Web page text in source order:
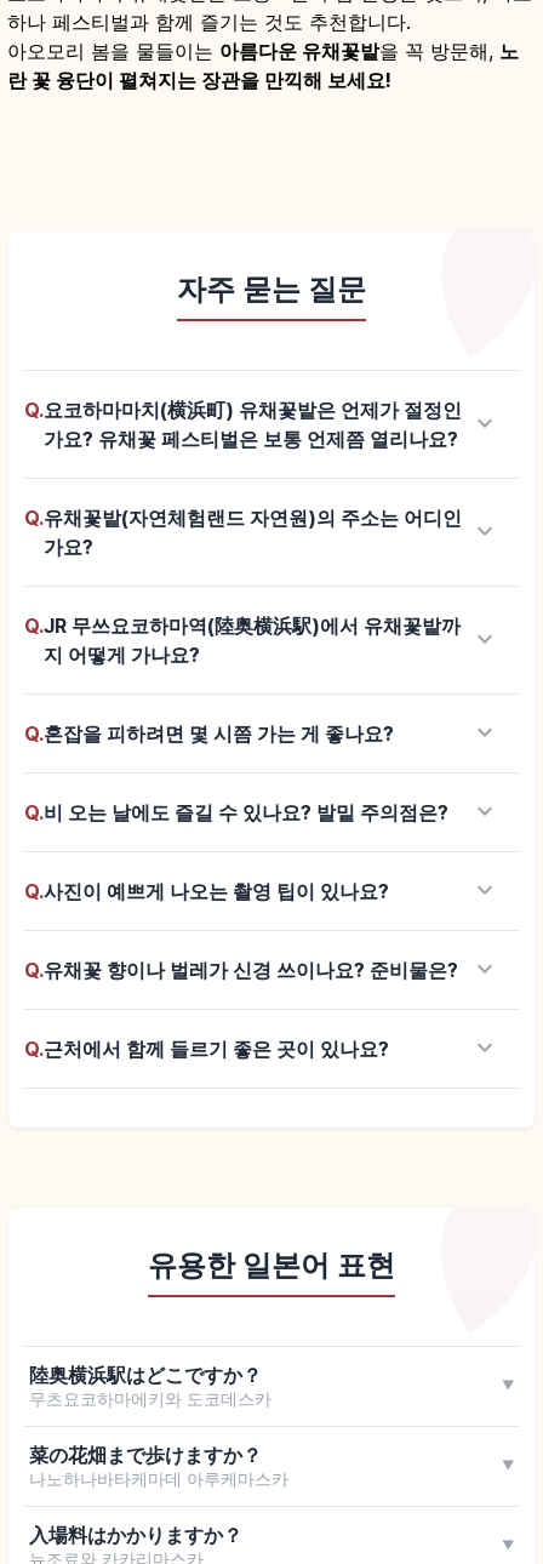
하나 페스티벌과 함께 즐기는 것도 추천합니다.
아오모리 봄을 물들이는 아름다운 유채꽃밭을 꼭 방문해, 노
란 꽃 융단이 펼쳐지는 장관을 만끽해 보세요!
자주 묻는 질문
Q.요코하마마치(横浜町) 유채꽃밭은 언제가 절정인
가요? 유채꽃 페스티벌은 보통 언제쯤 열리나요?
keyboard_arrow_down
Q.유채꽃밭(자연체험랜드 자연원)의 주소는 어디인
가요?
keyboard_arrow_down
Q.JR 무쓰요코하마역(陸奥横浜駅)에서 유채꽃밭까
지 어떻게 가나요?
keyboard_arrow_down
Q.혼잡을 피하려면 몇 시쯤 가는 게 좋나요? keyboard_arrow_down
Q.비 오는 날에도 즐길 수 있나요? 발밑 주의점은? keyboard_arrow_down
Q.사진이 예쁘게 나오는 촬영 팁이 있나요? keyboard_arrow_down
Q.유채꽃 향이나 벌레가 신경 쓰이나요? 준비물은? keyboard_arrow_down
Q.근처에서 함께 들르기 좋은 곳이 있나요? keyboard_arrow_down
유용한 일본어 표현
陸奥横浜駅はどこですか？
무츠요코하마에키와 도코데스카
▼
菜の花畑まで歩けますか？
나노하나바타케마데 아루케마스카
▼
入場料はかかりますか？
뉴조료와 카카리마스카
▼